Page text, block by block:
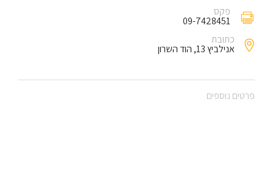
פקס
09-7428451
כתובת
אנילביץ 13, הוד השרון
פרטים נוספים